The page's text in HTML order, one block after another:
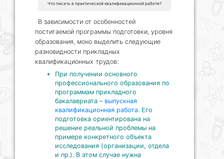
Что писать в практической квалификационной работе?
В зависимости от особенностей
постигаемой программы подготовки, уровня
образования, моно выделить следующие
разновидности прикладных
квалификационных трудов:
При получении основного
профессионального образования по
программам прикладного
бакалавриата – выпускная
квалификационная работа. Его
подготовка ориентирована на
решение реальной проблемы на
примере конкретного объекта
исследования (организации, отдела
и пр.). В этом случае нужна